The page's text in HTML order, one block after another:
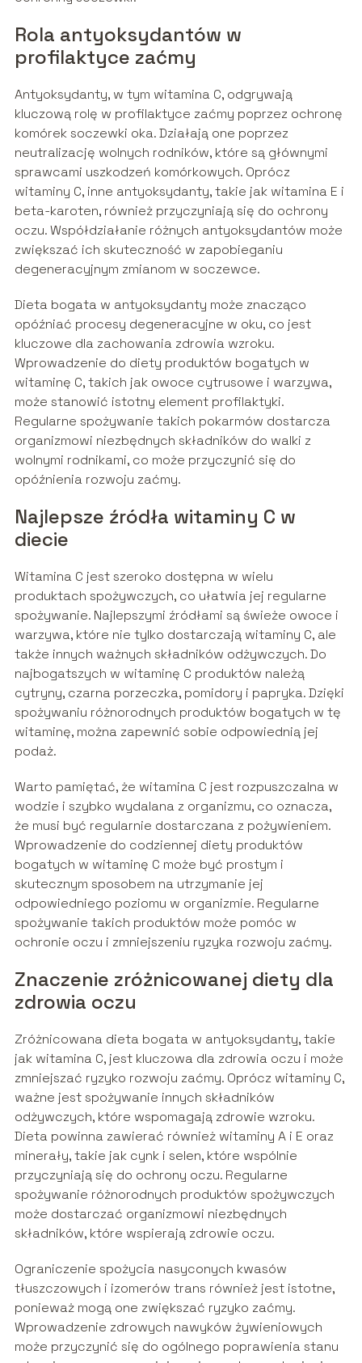
Rola antyoksydantów w
profilaktyce zaćmy
Antyoksydanty, w tym witamina C, odgrywają
kluczową rolę w profilaktyce zaćmy poprzez ochronę
komórek soczewki oka. Działają one poprzez
neutralizację wolnych rodników, które są głównymi
sprawcami uszkodzeń komórkowych. Oprócz
witaminy C, inne antyoksydanty, takie jak witamina E i
beta-karoten, również przyczyniają się do ochrony
oczu. Współdziałanie różnych antyoksydantów może
zwiększać ich skuteczność w zapobieganiu
degeneracyjnym zmianom w soczewce.
Dieta bogata w antyoksydanty może znacząco
opóźniać procesy degeneracyjne w oku, co jest
kluczowe dla zachowania zdrowia wzroku.
Wprowadzenie do diety produktów bogatych w
witaminę C, takich jak owoce cytrusowe i warzywa,
może stanowić istotny element profilaktyki.
Regularne spożywanie takich pokarmów dostarcza
organizmowi niezbędnych składników do walki z
wolnymi rodnikami, co może przyczynić się do
opóźnienia rozwoju zaćmy.
Najlepsze źródła witaminy C w
diecie
Witamina C jest szeroko dostępna w wielu
produktach spożywczych, co ułatwia jej regularne
spożywanie. Najlepszymi źródłami są świeże owoce i
warzywa, które nie tylko dostarczają witaminy C, ale
także innych ważnych składników odżywczych. Do
najbogatszych w witaminę C produktów należą
cytryny, czarna porzeczka, pomidory i papryka. Dzięki
spożywaniu różnorodnych produktów bogatych w tę
witaminę, można zapewnić sobie odpowiednią jej
podaż.
Warto pamiętać, że witamina C jest rozpuszczalna w
wodzie i szybko wydalana z organizmu, co oznacza,
że musi być regularnie dostarczana z pożywieniem.
Wprowadzenie do codziennej diety produktów
bogatych w witaminę C może być prostym i
skutecznym sposobem na utrzymanie jej
odpowiedniego poziomu w organizmie. Regularne
spożywanie takich produktów może pomóc w
ochronie oczu i zmniejszeniu ryzyka rozwoju zaćmy.
Znaczenie zróżnicowanej diety dla
zdrowia oczu
Zróżnicowana dieta bogata w antyoksydanty, takie
jak witamina C, jest kluczowa dla zdrowia oczu i może
zmniejszać ryzyko rozwoju zaćmy. Oprócz witaminy C,
ważne jest spożywanie innych składników
odżywczych, które wspomagają zdrowie wzroku.
Dieta powinna zawierać również witaminy A i E oraz
minerały, takie jak cynk i selen, które wspólnie
przyczyniają się do ochrony oczu. Regularne
spożywanie różnorodnych produktów spożywczych
może dostarczać organizmowi niezbędnych
składników, które wspierają zdrowie oczu.
Ograniczenie spożycia nasyconych kwasów
tłuszczowych i izomerów trans również jest istotne,
ponieważ mogą one zwiększać ryzyko zaćmy.
Wprowadzenie zdrowych nawyków żywieniowych
może przyczynić się do ogólnego poprawienia stanu